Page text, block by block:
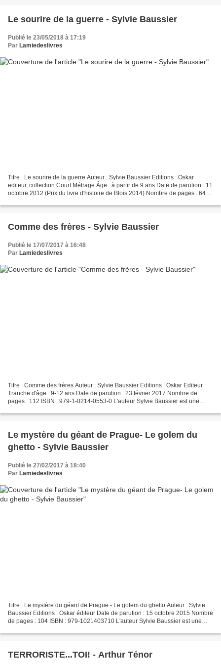
Le sourire de la guerre - Sylvie Baussier
Publié le 23/05/2018 à 17:19
Par Lamiedeslivres
Titre : Le sourire de la guerre Auteur : Sylvie Baussier Editions : Oskar
editeur, collection Court Métrage Âge : à partir de 9 ans Date de parution : 11
octobre 2012 (Prix du livre d'histoire de Blois 2014) Nombre de pages : 64
Comme des frères - Sylvie Baussier
Publié le 17/07/2017 à 16:48
Par Lamiedeslivres
Titre : Comme des frères Auteur : Sylvie Baussier Editions : Oskar Editeur
Tranche d'âge : 9-12 ans Date de parution : 23 février 2017 Nombre de
pages : 112 ISBN : 979-1-0214-0553-0 L'auteur Sylvie Baussier est une
Le mystère du géant de Prague- Le golem du
ghetto - Sylvie Baussier
Publié le 27/02/2017 à 18:40
Par Lamiedeslivres
Titre : Le mystère du géant de Prague - Le golem du ghetto Auteur : Sylvie
Baussier Editions : Oskar éditeur Date de parution : 15 octobre 2015 Nombre
de pages : 104 ISBN : 979-1021403710 L'auteur Sylvie Baussier est une
TERRORISTE...TOI! - Arthur Ténor